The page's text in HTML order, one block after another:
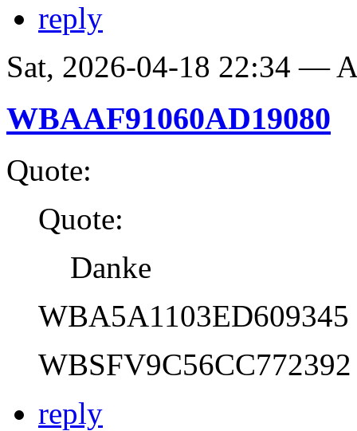
reply
Sat, 2026-04-18 22:34 —
WBAAF91060AD19080
Quote:
Quote:
Danke
WBA5A1103ED609345
WBSFV9C56CC772392
reply